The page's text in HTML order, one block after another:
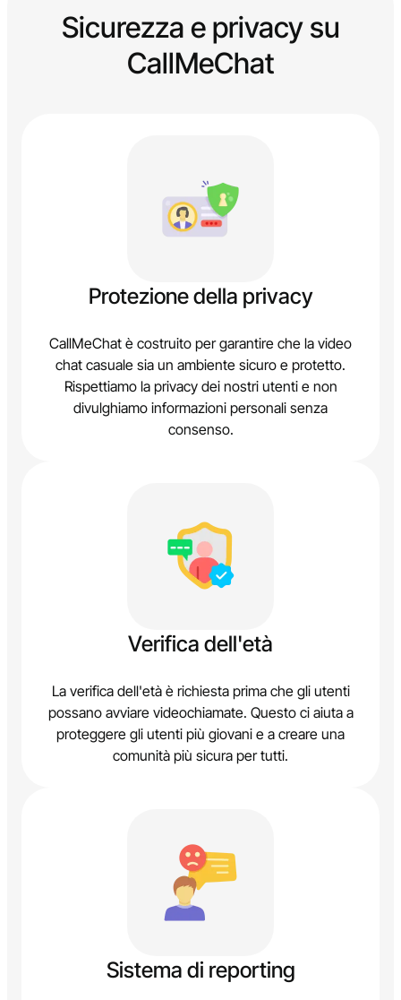
Sicurezza e privacy su
CallMeChat
Protezione della privacy
CallMeChat è costruito per garantire che la video
chat casuale sia un ambiente sicuro e protetto.
Rispettiamo la privacy dei nostri utenti e non
divulghiamo informazioni personali senza
consenso.
Verifica dell'età
La verifica dell'età è richiesta prima che gli utenti
possano avviare videochiamate. Questo ci aiuta a
proteggere gli utenti più giovani e a creare una
comunità più sicura per tutti.
Sistema di reporting